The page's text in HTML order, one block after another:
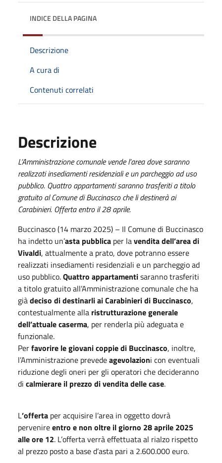
INDICE DELLA PAGINA
Descrizione
A cura di
Contenuti correlati
Descrizione
L’Amministrazione comunale vende l’area dove saranno
realizzati insediamenti residenziali e un parcheggio ad uso
pubblico. Quattro appartamenti saranno trasferiti a titolo
gratuito al Comune di Buccinasco che li destinerà ai
Carabinieri. Offerta entro il 28 aprile.
Buccinasco (14 marzo 2025) – Il Comune di Buccinasco
ha indetto un’asta pubblica per lavendita dell’area di
Vivaldi, attualmente a prato, dove potranno essere
realizzati insediamenti residenziali e un parcheggio ad
uso pubblico.Quattro appartamentisaranno trasferiti
a titolo gratuito all’Amministrazione comunale che ha
giàdeciso di destinarli ai Carabinieri di Buccinasco,
contestualmente alla ristrutturazione generale
dell’attuale caserma, per renderla più adeguata e
funzionale.
Perfavorire le giovani coppie di Buccinasco, inoltre,
l’Amministrazione prevedeagevolazioni con eventuali
riduzione degli oneri per gli operatori che decideranno
di calmierare il prezzo di vendita delle case.
L’offerta per acquisire l’area in oggetto dovrà
pervenireentro e non oltre il giorno 28 aprile 2025
alle ore 12. L’offerta verrà effettuata al rialzo rispetto
al prezzo posto a base d’asta pari a 2.600.000 euro.